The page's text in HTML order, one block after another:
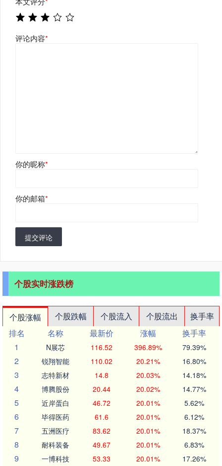
评论内容*
你的昵称*
你的邮箱*
提交评论
个股实时涨跌榜
个股涨幅 个股跌幅 个股流入 个股流出
换手率
排名
名称 最新价 涨幅
换手率
1
N展芯 116.52 396.89% 79.39%
2 锐翔智能 110.02 20.21% 16.80%
3 志特新材 14.8 20.03% 14.18%
4 博腾股份 20.44 20.02% 14.77%
5 近岸蛋白 46.72 20.01% 5.62%
6 毕得医药 61.6 20.01% 6.12%
7 五洲医疗 83.62 20.01% 18.37%
8 耐科装备 49.67 20.01% 6.83%
9 一博科技 53.33 20.01% 17.26%